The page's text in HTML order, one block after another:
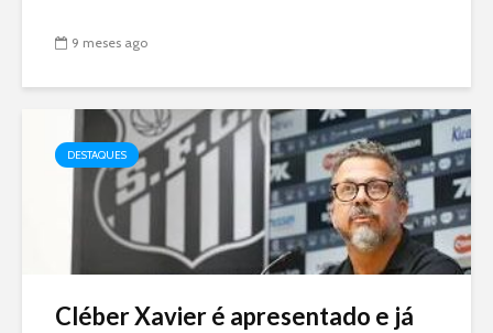
9 meses ago
DESTAQUES
Cléber Xavier é apresentado e já